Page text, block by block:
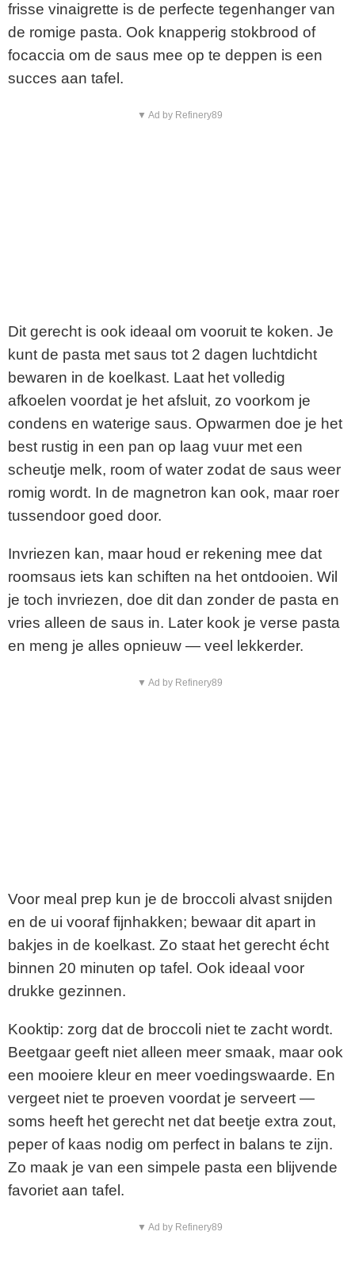
frisse vinaigrette is de perfecte tegenhanger van
de romige pasta. Ook knapperig stokbrood of
focaccia om de saus mee op te deppen is een
succes aan tafel.
▼ Ad by Refinery89
Dit gerecht is ook ideaal om vooruit te koken. Je
kunt de pasta met saus tot 2 dagen luchtdicht
bewaren in de koelkast. Laat het volledig
afkoelen voordat je het afsluit, zo voorkom je
condens en waterige saus. Opwarmen doe je het
best rustig in een pan op laag vuur met een
scheutje melk, room of water zodat de saus weer
romig wordt. In de magnetron kan ook, maar roer
tussendoor goed door.
Invriezen kan, maar houd er rekening mee dat
roomsaus iets kan schiften na het ontdooien. Wil
je toch invriezen, doe dit dan zonder de pasta en
vries alleen de saus in. Later kook je verse pasta
en meng je alles opnieuw — veel lekkerder.
▼ Ad by Refinery89
Voor meal prep kun je de broccoli alvast snijden
en de ui vooraf fijnhakken; bewaar dit apart in
bakjes in de koelkast. Zo staat het gerecht écht
binnen 20 minuten op tafel. Ook ideaal voor
drukke gezinnen.
Kooktip: zorg dat de broccoli niet te zacht wordt.
Beetgaar geeft niet alleen meer smaak, maar ook
een mooiere kleur en meer voedingswaarde. En
vergeet niet te proeven voordat je serveert —
soms heeft het gerecht net dat beetje extra zout,
peper of kaas nodig om perfect in balans te zijn.
Zo maak je van een simpele pasta een blijvende
favoriet aan tafel.
▼ Ad by Refinery89